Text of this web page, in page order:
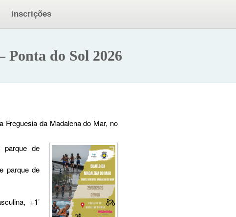
inscrições
do Sol 2026
Freguesia da Madalena do Mar, no
parque de
parque de
+1’